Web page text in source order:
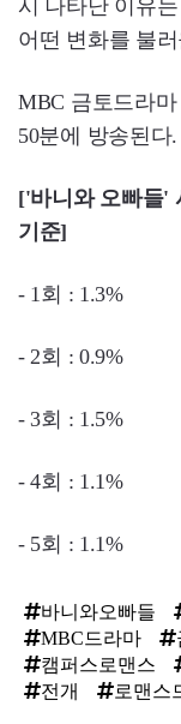
시 나타난 이유
어떤 변화를 불
MBC 금토드라마
50분에 방송된다.
['바니와 오빠들'
기준]
- 1회 : 1.3%
- 2회 : 0.9%
- 3회 : 1.5%
- 4회 : 1.1%
- 5회 : 1.1%
바니와오빠들
MBC드라마
캠퍼스로맨스
전개
로맨스